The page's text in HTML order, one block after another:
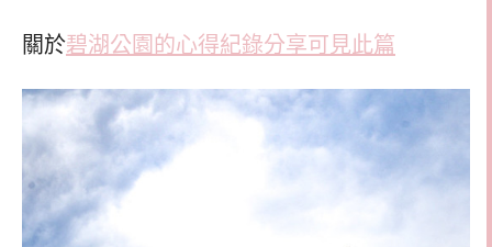
關於碧湖公園的心得紀錄分享可見此篇